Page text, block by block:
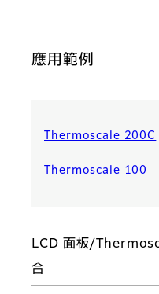
應用範例
Thermoscale 200C
Thermoscale 100
LCD 面板/
合